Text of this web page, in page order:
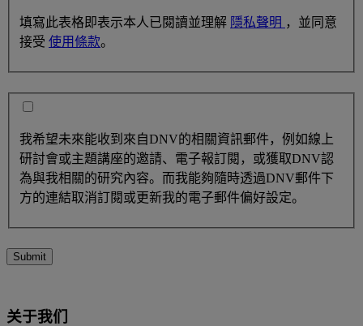
填寫此表格即表示本人已閱讀並理解 隱私聲明 ，並同意
接受 使用條款。
我希望未來能收到來自DNV的相關資訊郵件，例如線上
研討會或主題講座的邀請、電子報訂閱，或獲取DNV認
為與我相關的研究內容。而我能夠隨時透過DNV郵件下
方的連結取消訂閱或更新我的電子郵件偏好設定。
Submit
关于我们